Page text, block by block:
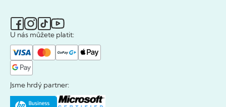
U nás můžete platit:
Jsme hrdý partner: